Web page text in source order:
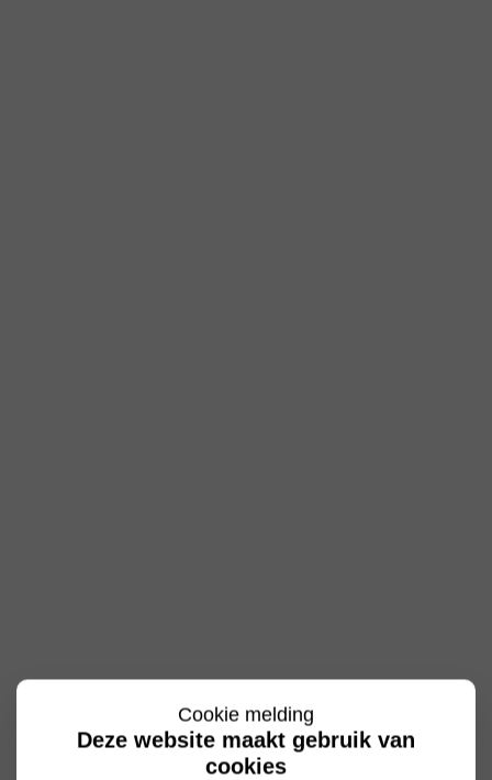
Cookie melding
Deze website maakt gebruik van
cookies